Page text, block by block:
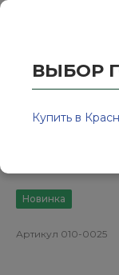
Колор-
Новинка
Артикул 010-0025
ВЫБОР
Купить в